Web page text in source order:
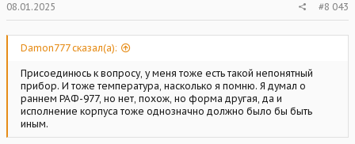
08.01.2025 #8 043
Damon777 сказал(а):
Присоединюсь к вопросу, у меня тоже есть такой непонятный
прибор. И тоже температура, насколько я помню. Я думал о
раннем РАФ-977, но нет, похож, но форма другая, да и
исполнение корпуса тоже однозначно должно было бы быть
иным.